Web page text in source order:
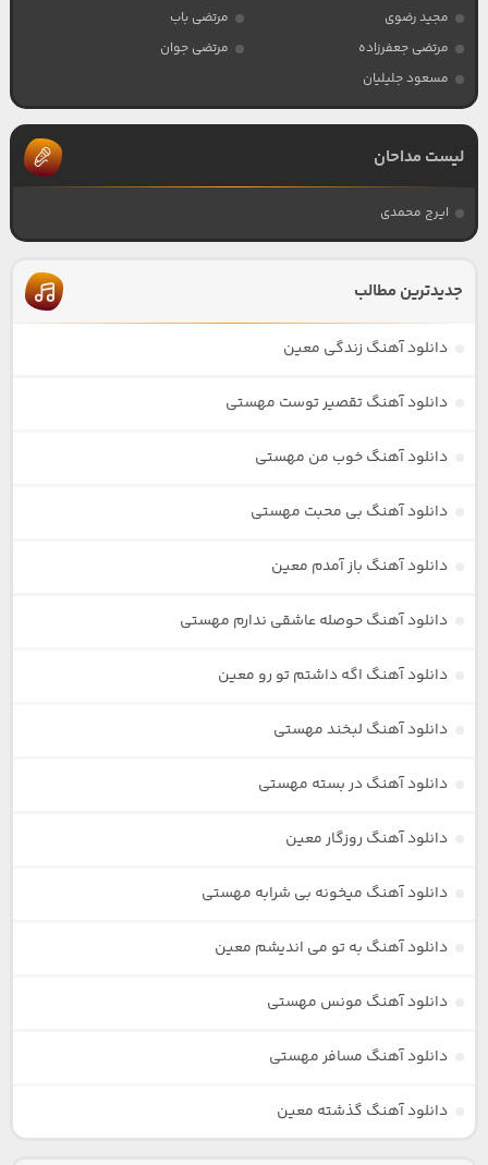
مجید رضوی
مرتضی باب
مرتضی جعفرزاده
مرتضی جوان
مسعود جلیلیان
لیست مداحان
ایرج محمدی
جدیدترین مطالب
دانلود آهنگ زندگی معین
دانلود آهنگ تقصیر توست مهستی
دانلود آهنگ خوب من مهستی
دانلود آهنگ بی محبت مهستی
دانلود آهنگ باز آمدم معین
دانلود آهنگ حوصله عاشقی ندارم مهستی
دانلود آهنگ اگه داشتم تو رو معین
دانلود آهنگ لبخند مهستی
دانلود آهنگ در بسته مهستی
دانلود آهنگ روزگار معین
دانلود آهنگ میخونه بی شرابه مهستی
دانلود آهنگ به تو می اندیشم معین
دانلود آهنگ مونس مهستی
دانلود آهنگ مسافر مهستی
دانلود آهنگ گذشته معین